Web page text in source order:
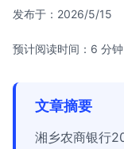
发布于： 2026/5/15
预计阅读时间：6 分钟
文章摘要
湘乡农商银行